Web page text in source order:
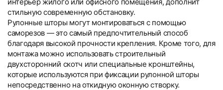
стильную современную обстановку.
Рулонные шторы могут монтироваться с помощью
саморезов — это самый предпочтительный способ
благодаря высокой прочности крепления. Кроме того, для
монтажа можно использовать строительный
двухсторонний скотч или специальные кронштейны,
которые используются при фиксации рулонной шторы
непосредственно на откидную оконную створку.